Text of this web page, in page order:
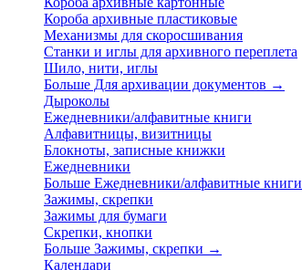
Короба архивные пластиковые
Механизмы для скоросшивания
Станки и иглы для архивного переплета
Шило, нити, иглы
Больше Для архивации документов →
Дыроколы
Ежедневники/алфавитные книги
Алфавитницы, визитницы
Блокноты, записные книжки
Ежедневники
Больше Ежедневники/алфавитные книги
Зажимы, скрепки
Зажимы для бумаги
Скрепки, кнопки
Больше Зажимы, скрепки →
Календари